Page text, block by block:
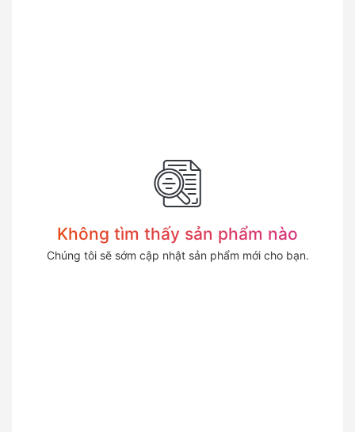
Không tìm thấy sản phẩm nào
Chúng tôi sẽ sớm cập nhật sản phẩm mới cho bạn.